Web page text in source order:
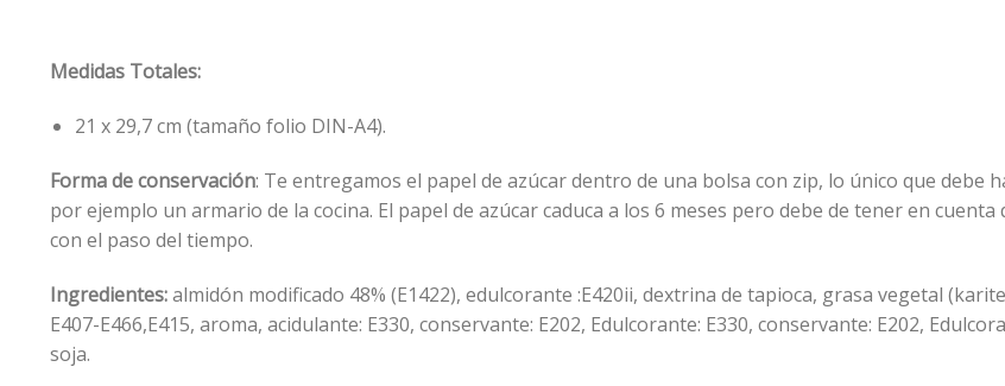
Medidas Totales:
21 x 29,7 cm (tamaño folio DIN-A4).
Forma de conservación: Te entregamos el papel de azúcar dentro de una bolsa con zip, lo único que debe
por ejemplo un armario de la cocina. El papel de azúcar caduca a los 6 meses pero debe de tener en
con el paso del tiempo.
Ingredientes:almidón modificado 48% (E1422), edulcorante :E420ii, dextrina de tapioca, grasa vegetal
E407-E466,E415, aroma, acidulante: E330, conservante: E202, Edulcorante: E330, conservante: E202,
soja.